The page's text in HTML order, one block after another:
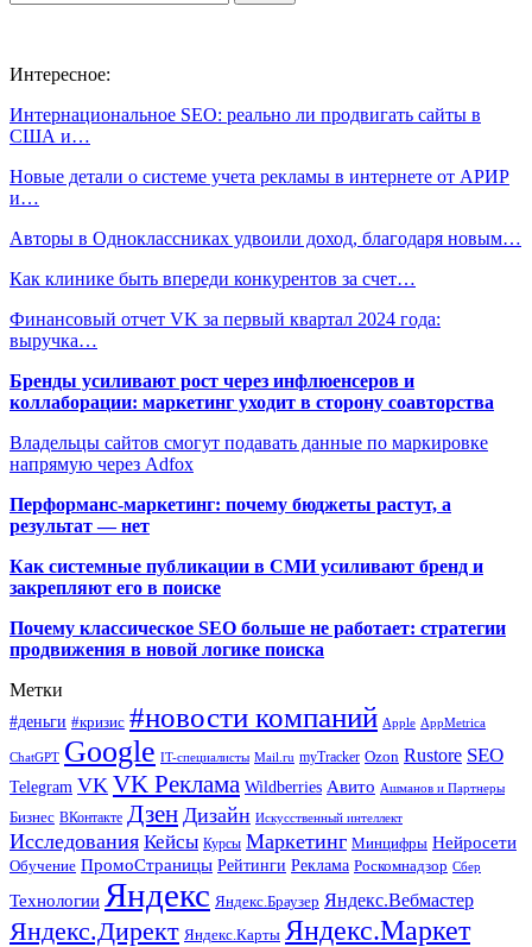
Интересное:
Интернациональное SEO: реально ли продвигать сайты в
США и…
Новые детали о системе учета рекламы в интернете от АРИР
и…
Авторы в Одноклассниках удвоили доход, благодаря новым…
Как клинике быть впереди конкурентов за счет…
Финансовый отчет VK за первый квартал 2024 года:
выручка…
Бренды усиливают рост через инфлюенсеров и
коллаборации: маркетинг уходит в сторону соавторства
Владельцы сайтов смогут подавать данные по маркировке
напрямую через Adfox
Перформанс-маркетинг: почему бюджеты растут, а
результат — нет
Как системные публикации в СМИ усиливают бренд и
закрепляют его в поиске
Почему классическое SEO больше не работает: стратегии
продвижения в новой логике поиска
Метки
#деньги #кризис #новости компаний Apple AppMetrica
ChatGPT Google IT-специалисты Mail.ru myTracker Ozon Rustore SEO
Telegram VK VK Реклама Wildberries Авито Ашманов и Партнеры
Бизнес ВКонтакте Дзен Дизайн Искусственный интеллект
Исследования Кейсы Курсы Маркетинг Минцифры Нейросети
Обучение ПромоСтраницы Рейтинги Реклама Роскомнадзор Сбер
Технологии Яндекс Яндекс.Браузер Яндекс.Вебмастер
Яндекс.Директ Яндекс.Карты Яндекс.Маркет